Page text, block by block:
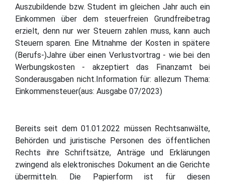
Auszubildende bzw. Student im gleichen Jahr auch ein
Einkommen über dem steuerfreien Grundfreibetrag
erzielt, denn nur wer Steuern zahlen muss, kann auch
Steuern sparen. Eine Mitnahme der Kosten in spätere
(Berufs-)Jahre über einen Verlustvortrag - wie bei den
Werbungskosten - akzeptiert das Finanzamt bei
Sonderausgaben nicht.Information für: allezum Thema:
Einkommensteuer(aus: Ausgabe 07/2023)
Bereits seit dem 01.01.2022 müssen Rechtsanwälte,
Behörden und juristische Personen des öffentlichen
Rechts ihre Schriftsätze, Anträge und Erklärungen
zwingend als elektronisches Dokument an die Gerichte
übermitteln. Die Papierform ist für diesen